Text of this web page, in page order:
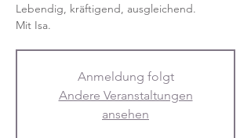
Lebendig, kräftigend, ausgleichend.
Mit Isa.
Anmeldung folgt
Andere Veranstaltungen
ansehen